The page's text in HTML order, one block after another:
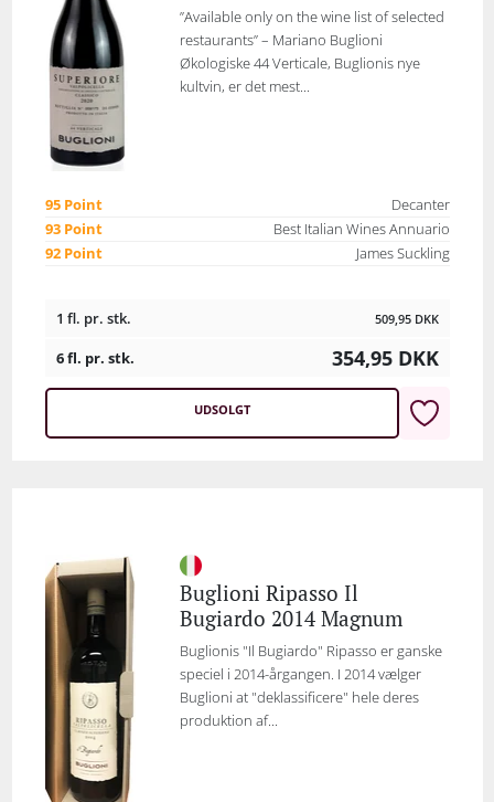
”Available only on the wine list of selected
restaurants” – Mariano Buglioni
Økologiske 44 Verticale, Buglionis nye
kultvin, er det mest...
95 Point
Decanter
93 Point
Best Italian Wines Annuario
92 Point
James Suckling
1 fl. pr. stk. 509,95 DKK
6 fl. pr. stk. 354,95 DKK
UDSOLGT
Buglioni Ripasso Il
Bugiardo 2014 Magnum
Buglionis "Il Bugiardo" Ripasso er ganske
speciel i 2014-årgangen. I 2014 vælger
Buglioni at "deklassificere" hele deres
produktion af...